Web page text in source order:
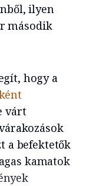
ilyen
második
hogy a
várt
a befektetők
kamatok